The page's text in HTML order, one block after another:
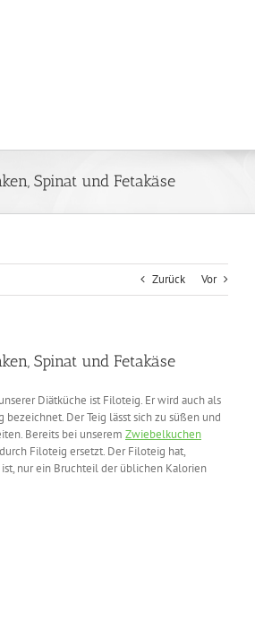
Spinat und Fetakäse
Zurück Vor
Spinat und Fetakäse
Diätküche ist Filoteig. Er wird auch als
Der Teig lässt sich zu süßen und
Bereits bei unserem Zwiebelkuchen
Filoteig ersetzt. Der Filoteig hat,
ist, nur ein Bruchteil der üblichen Kalorien